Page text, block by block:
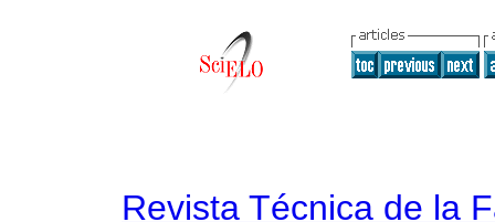
Revista Técnica de la